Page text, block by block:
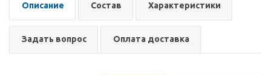
Описание Состав Характеристики
Задать вопрос Оплата доставка